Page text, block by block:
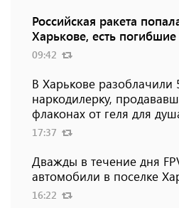
Российская ракета
Харькове, есть погибшие
09:42
В Харькове
наркодилерку,
флаконах от геля для
17:37
Дважды в течение дня
автомобили в поселке
16:22